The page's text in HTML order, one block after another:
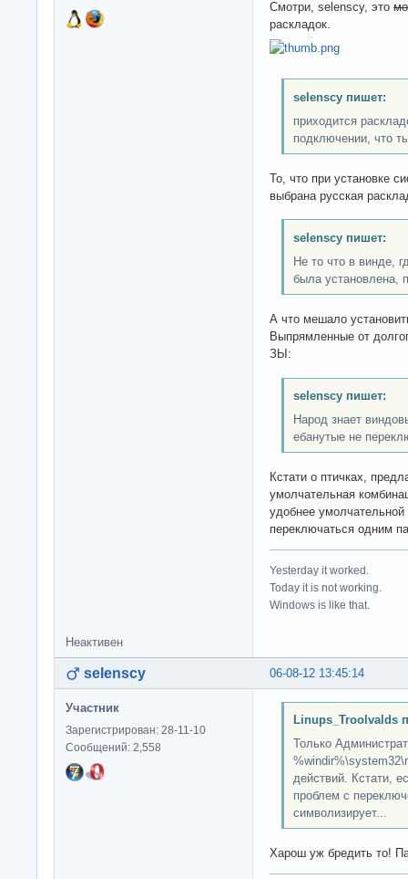
Смотри, selenscy, это
раскладок.
selenscy пишет:
приходится
подключении, что
То, что при установке
выбрана русская
selenscy пишет:
Не то что в винде,
была установлена,
А что мешало
Выпрямленные от
ЗЫ:
selenscy пишет:
Народ знает
ебанутые не
Кстати о птичках,
умолчательная
удобнее
переключаться одним
Yesterday it worked.
Today it is not working.
Windows is like that.
Неактивен
06-08-12 13:45:14
selenscy
Участник
Зарегистрирован: 28-11-10
Сообщений: 2,558
Linups_Troolvalds
Только
действий. Кстати,
проблем с
символизирует...
Харош уж бредить то!